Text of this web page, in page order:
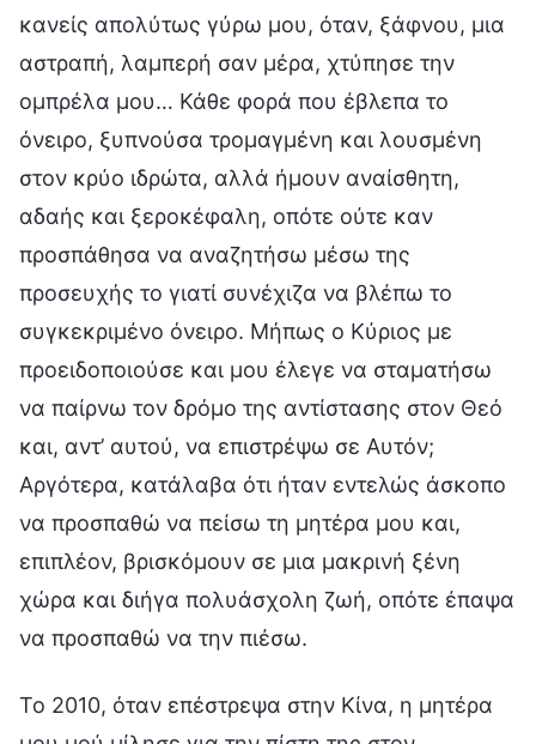
κανείς απολύτως γύρω μου, όταν, ξάφνου, μια
αστραπή, λαμπερή σαν μέρα, χτύπησε την
ομπρέλα μου… Κάθε φορά που έβλεπα το
όνειρο, ξυπνούσα τρομαγμένη και λουσμένη
στον κρύο ιδρώτα, αλλά ήμουν αναίσθητη,
αδαής και ξεροκέφαλη, οπότε ούτε καν
προσπάθησα να αναζητήσω μέσω της
προσευχής το γιατί συνέχιζα να βλέπω το
συγκεκριμένο όνειρο. Μήπως ο Κύριος με
προειδοποιούσε και μου έλεγε να σταματήσω
να παίρνω τον δρόμο της αντίστασης στον Θεό
και, αντ’ αυτού, να επιστρέψω σε Αυτόν;
Αργότερα, κατάλαβα ότι ήταν εντελώς άσκοπο
να προσπαθώ να πείσω τη μητέρα μου και,
επιπλέον, βρισκόμουν σε μια μακρινή ξένη
χώρα και διήγα πολυάσχολη ζωή, οπότε έπαψα
να προσπαθώ να την πιέσω.
Το 2010, όταν επέστρεψα στην Κίνα, η μητέρα